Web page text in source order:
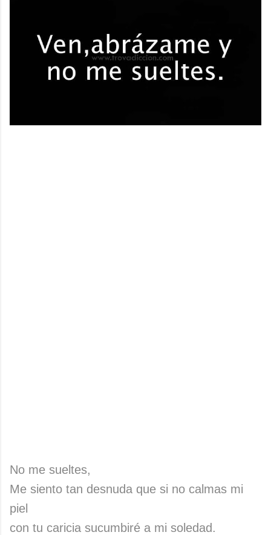
No me sueltes,
Me siento tan desnuda que si no calmas mi
piel
con tu caricia sucumbiré a mi soledad.